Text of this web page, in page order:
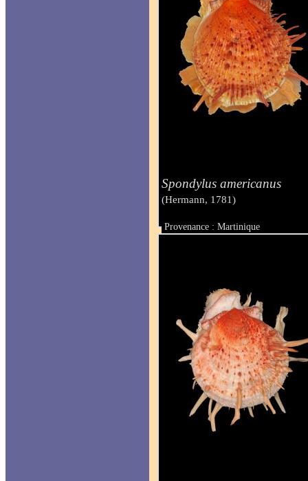
Spondylus americanus
(Hermann, 1781)
Provenance : Martinique
Taille : 95 mm